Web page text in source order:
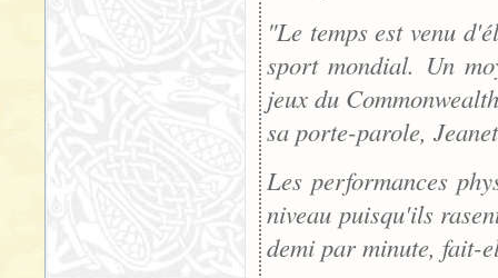
"Le temps est venu
sport mondial. Un
jeux du
sa porte-parole,
Les performances
niveau puisqu'ils
demi par minute, fait-